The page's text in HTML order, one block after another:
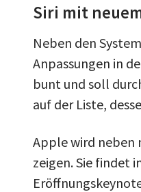
Siri mit
Neben den
Anpassungen in
bunt und soll
auf der Liste,
Apple wird neben
zeigen. Sie findet